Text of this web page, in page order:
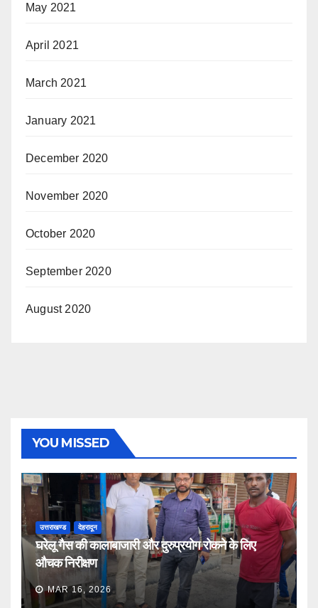
May 2021
April 2021
March 2021
January 2021
December 2020
November 2020
October 2020
September 2020
August 2020
YOU MISSED
उत्तराखण्ड देहरादून
घरेलू गैस की कालाबाजारी और दुरुप्रयोग रोकने के लिए
औचक निरीक्षण
MAR 16, 2026